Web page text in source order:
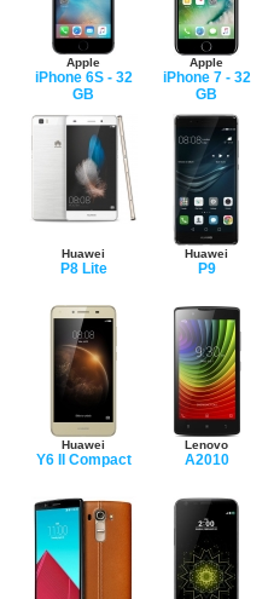
Apple
iPhone 6S - 32
GB
Apple
iPhone 7 - 32
GB
Huawei
P8 Lite
Huawei
P9
Huawei
Y6 II Compact
Lenovo
A2010